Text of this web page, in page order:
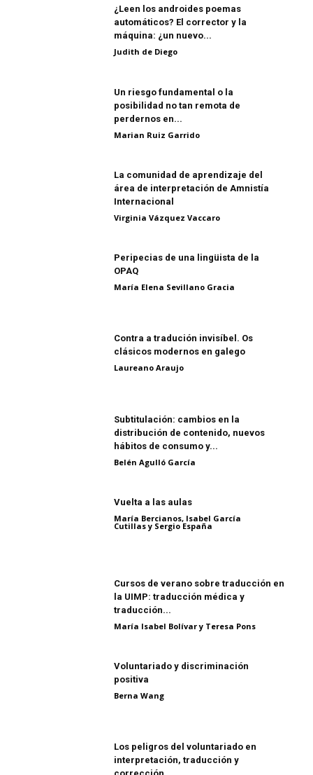
¿Leen los androides poemas
automáticos? El corrector y la
máquina: ¿un nuevo...
Judith de Diego
Un riesgo fundamental o la
posibilidad no tan remota de
perdernos en...
Marian Ruiz Garrido
La comunidad de aprendizaje del
área de interpretación de Amnistía
Internacional
Virginia Vázquez Vaccaro
Peripecias de una lingüista de la
OPAQ
María Elena Sevillano Gracia
Contra a tradución invisíbel. Os
clásicos modernos en galego
Laureano Araujo
Subtitulación: cambios en la
distribución de contenido, nuevos
hábitos de consumo y...
Belén Agulló García
Vuelta a las aulas
María Bercianos, Isabel García
Cutillas y Sergio España
Cursos de verano sobre traducción en
la UIMP: traducción médica y
traducción...
María Isabel Bolívar y Teresa Pons
Voluntariado y discriminación
positiva
Berna Wang
Los peligros del voluntariado en
interpretación, traducción y